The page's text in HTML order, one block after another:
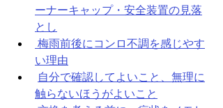
ーナーキャップ・安全装置の見落
とし
い理由
自分で確認してよいこと、無理に
触らないほうがよいこと